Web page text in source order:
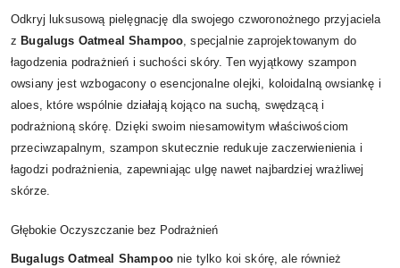
Odkryj luksusową pielęgnację dla swojego czworonożnego przyjaciela
zBugalugs Oatmeal Shampoo , specjalnie zaprojektowanym do
łagodzenia podrażnień i suchości skóry. Ten wyjątkowy szampon
owsiany jest wzbogacony o esencjonalne olejki, koloidalną owsiankę i
aloes, które wspólnie działają kojąco na suchą, swędzącą i
podrażnioną skórę. Dzięki swoim niesamowitym właściwościom
przeciwzapalnym, szampon skutecznie redukuje zaczerwienienia i
łagodzi podrażnienia, zapewniając ulgę nawet najbardziej wrażliwej
skórze.
Głębokie Oczyszczanie bez Podrażnień
Bugalugs Oatmeal Shampoonie tylko koi skórę, ale również